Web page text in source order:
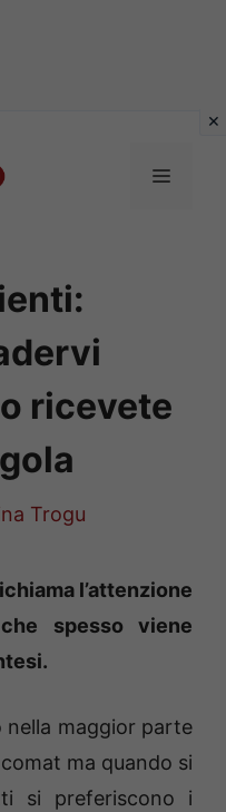
MENU
ricevete
Trogu
l’attenzione
spesso viene
nella maggior parte
ma quando si
si preferiscono i